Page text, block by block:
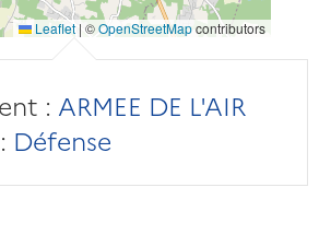
Leaflet | ©OpenStreetMapcontributors
: ARMEE DE L'AIR
Défense